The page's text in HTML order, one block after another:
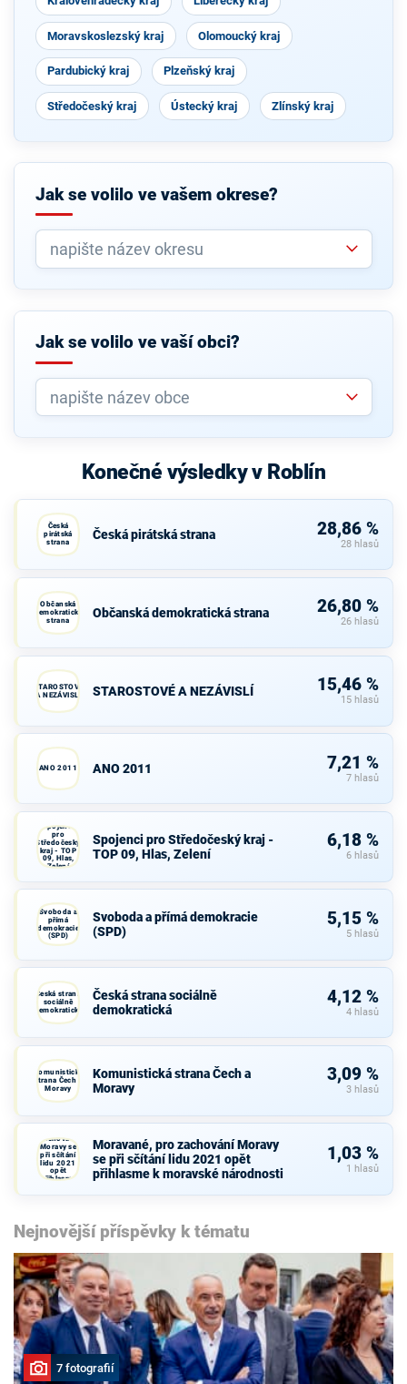
Moravskoslezský kraj Olomoucký kraj
Pardubický kraj Plzeňský kraj
Středočeský kraj Ústecký kraj Zlínský kraj
Jak se volilo ve vašem okrese?
Jak se volilo ve vaší obci?
Konečné výsledky v Roblín
Česká
pirátská
strana
Česká pirátská strana 28,86 %
28 hlasů
Občanská
demokratická
strana
Občanská demokratická strana 26,80 %
26 hlasů
STAROSTOVÉ
A NEZÁVISLÍ
STAROSTOVÉ A NEZÁVISLÍ 15,46 %
15 hlasů
ANO 2011 ANO 2011 7,21 %
7 hlasů
Spojenci
pro
Středočeský
kraj - TOP
09, Hlas,
Zelení
Spojenci pro Středočeský kraj -
TOP 09, Hlas, Zelení
6,18 %
6 hlasů
Svoboda a
přímá
demokracie
(SPD)
Svoboda a přímá demokracie
(SPD)
5,15 %
5 hlasů
Česká strana
sociálně
demokratická
Česká strana sociálně
demokratická
4,12 %
4 hlasů
Komunistická
strana Čech a
Moravy
Komunistická strana Čech a
Moravy
3,09 %
3 hlasů
Moravané,
zachování
Moravy se
při sčítání
lidu 2021
opět
přihlasme
Moravané, pro zachování Moravy
se při sčítání lidu 2021 opět
přihlasme k moravské národnosti
1,03 %
1 hlasů
Nejnovější příspěvky k tématu
7 fotografií